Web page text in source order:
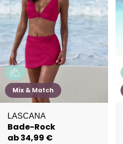
Mix & Match
LASCANA
Bade-Rock
ab 34,99 €